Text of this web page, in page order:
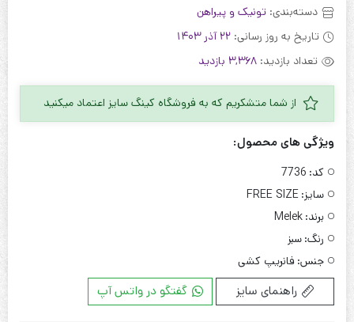
دسته‌بندی: تونیک و پیراهن
تاریخ به روز رسانی: 22 آذر 1403
تعداد بازدید: 3,368 بازدید
از شما متشکریم که به فروشگاه کینگ سایز اعتماد میکنید
ویژگی های محصول:
کد: 7736
سایز: FREE SIZE
برند: Melek
رنگ: سبز
جنس: فانریپ کشی
راهنمای سایز گفتگو در واتس آپ